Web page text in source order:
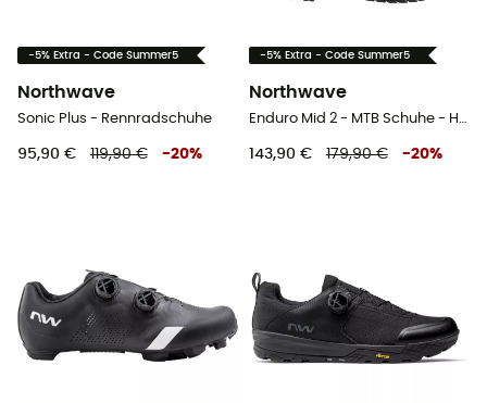
-5% Extra - Code Summer5
Northwave
Sonic Plus - Rennradschuhe
95,90 € 119,90 € -20%
-5% Extra - Code Summer5
Northwave
Enduro Mid 2 - MTB Schuhe - Herren
143,90 € 179,90 € -20%